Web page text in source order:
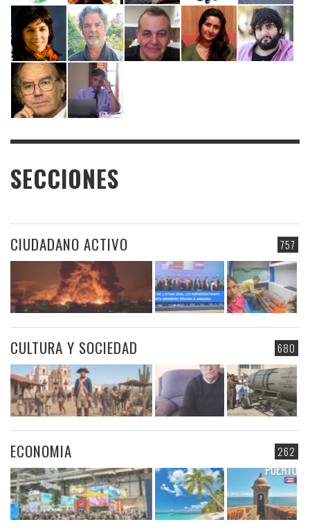
SECCIONES
757
CIUDADANO ACTIVO
680
CULTURA Y SOCIEDAD
262
ECONOMIA